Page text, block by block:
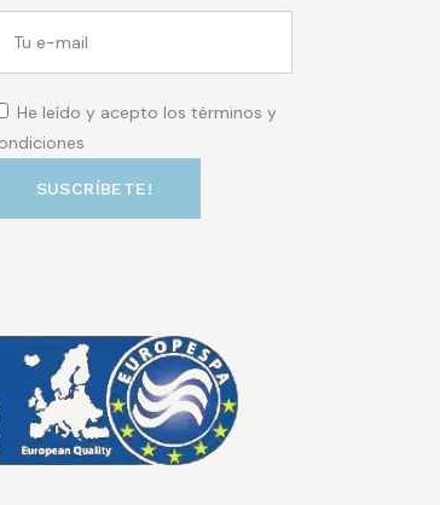
He leído y acepto los términos y